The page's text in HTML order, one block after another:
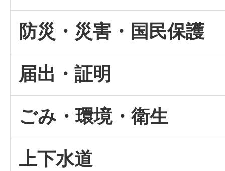
防災・災害・国民保護
届出・証明
ごみ・環境・衛生
上下水道